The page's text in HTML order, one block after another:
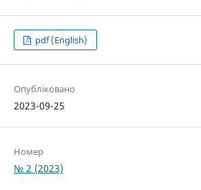
pdf (English)
Опубліковано
2023-09-25
Номер
№ 2 (2023)